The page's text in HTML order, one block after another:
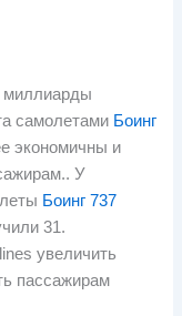
миллиарды
самолетами Боинг
экономичны и
У
Боинг 737
31.
увеличить
пассажирам